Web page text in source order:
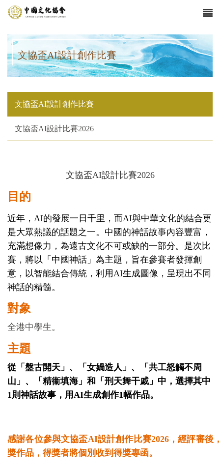
文協盃AI設計創作比賽
文協盃AI設計創作比賽
文協盃AI設計比賽2026
文協盃AI設計比賽2026
目的
近年，AI的發展一日千里，而AI與中華文化的結合更
是大眾熱議的話題之一。中國的神話故事內容豐富，
充滿想像力，為遠古文化不可或缺的一部分。是次比
賽，將以「中國神話」為主題，旨在參賽者發揮創
意，以智能結合傳統，利用AI生成圖像，呈現出不同
神話的精髓。
對象
全港中學生。
主題
從「盤古開天」、「 女媧造人 」、「 共工怒觸不周
山 」、「 精衞填海」和「 刑天舞干戚 」中，選擇其中
1則神話故事，用AI生成創作1幅作品。
感謝各位參與文協盃AI設計創作比賽2026，經評審後
獎作品，得獎者將個別收到得獎專函。